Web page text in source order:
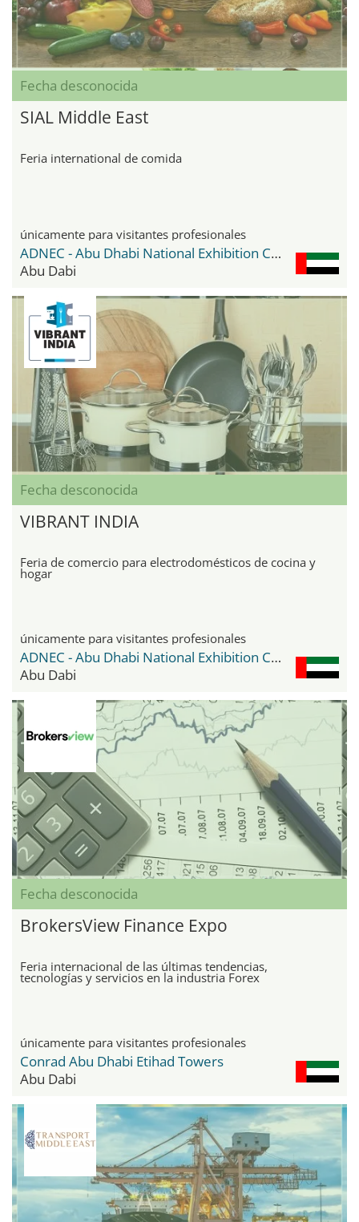
Fecha desconocida
SIAL Middle East
Feria international de comida
únicamente para visitantes profesionales
ADNEC - Abu Dhabi National Exhibition Center
Abu Dabi
Fecha desconocida
VIBRANT INDIA
Feria de comercio para electrodomésticos de cocina y
hogar
únicamente para visitantes profesionales
ADNEC - Abu Dhabi National Exhibition Center
Abu Dabi
Fecha desconocida
BrokersView Finance Expo
Feria internacional de las últimas tendencias,
tecnologías y servicios en la industria Forex
únicamente para visitantes profesionales
Conrad Abu Dhabi Etihad Towers
Abu Dabi